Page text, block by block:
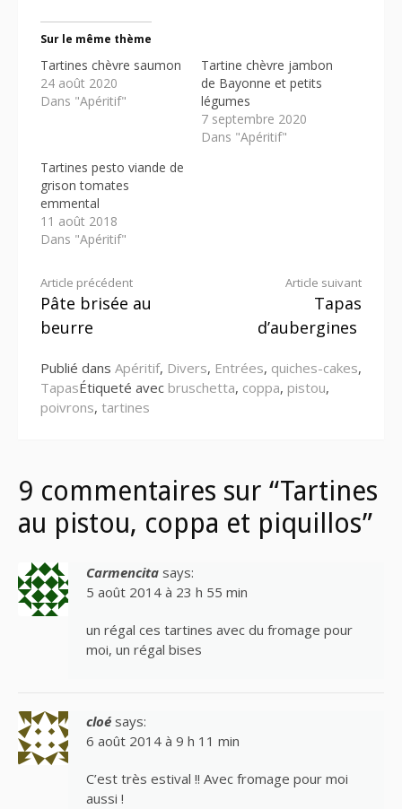
Sur le même thème
Tartines chèvre saumon
24 août 2020
Dans "Apéritif"
Tartine chèvre jambon
de Bayonne et petits
légumes
7 septembre 2020
Dans "Apéritif"
Tartines pesto viande de
grison tomates
emmental
11 août 2018
Dans "Apéritif"
Lire
la
Article précédent
Pâte brisée au
beurre
Article suivant
Tapas
d’aubergines
Publié dans Apéritif, Divers, Entrées, quiches-cakes,
TapasÉtiqueté avec bruschetta, coppa, pistou,
poivrons, tartines
9 commentaires sur “Tartines
au pistou, coppa et piquillos”
Carmencita says:
5 août 2014 à 23 h 55 min
un régal ces tartines avec du fromage pour
moi, un régal bises
cloé says:
6 août 2014 à 9 h 11 min
C’est très estival !! Avec fromage pour moi
aussi !